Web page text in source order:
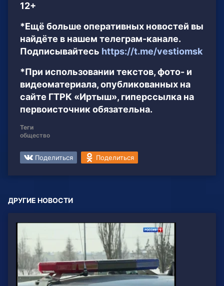
12+
*Ещё больше оперативных новостей вы
найдёте в нашем телеграм-канале.
Подписывайтесь https://t.me/vestiomsk
*При использовании текстов, фото- и
видеоматериала, опубликованных на
сайте ГТРК «Иртыш», гиперссылка на
первоисточник обязательна.
Теги
общество
Поделиться Поделиться
ДРУГИЕ НОВОСТИ